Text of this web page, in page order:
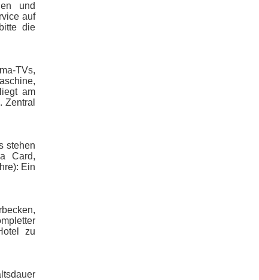
und
auf
die
TVs,
am
Zentral
stehen
Card,
Ein
zu